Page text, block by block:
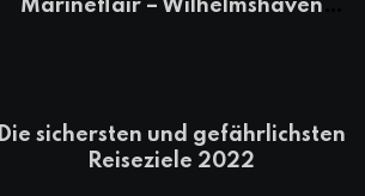
Marineflair – Wilhelmshaven
Die sichersten und gefährlichsten
Reiseziele 2022